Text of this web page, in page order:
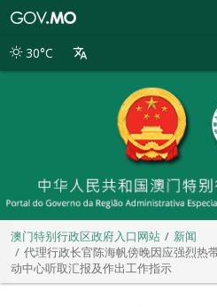
别
30°C
澳门特别行政区政府入口网站
新闻
代理行政长官陈海帆傍晚因应强烈热
动中心听取汇报及作出工作指示